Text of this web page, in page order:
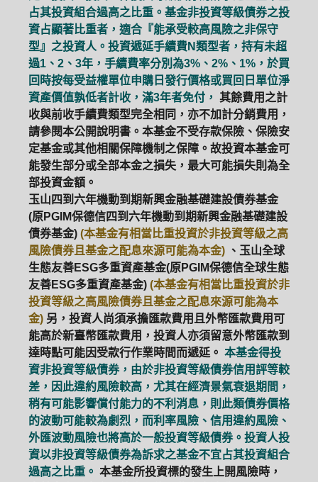
ETF 中國好時平衡 壽星優惠
醫療生化 中國品牌 0%手續費
基金申購 策略成長 拉丁美洲
大中華
占其投資組合過高之比重。基金非投資等級債券之投
資占顯著比重者，適合『能承受較高風險之非保守
型』之投資人。投資遞延手續費N類型者，持有未超
過1、2、3年，手續費率分別為3%、2%、1%，於買
回時按每受益權單位申購日發行價格或買回日單位淨
資產價值孰低者計收，滿3年者免付， 其餘費用之計
收與前收手續費類型完全相同，亦不加計分銷費用，
請參閱本公開說明書。本基金不受存款保險、保險安
定基金或其他相關保障機制之保障。故投資本基金可
能發生部分或全部本金之損失，最大可能損失則為全
部投資金額。
玉山四到六年機動到期新興金融基礎建設債券基金
(原PGIM保德信四到六年機動到期新興金融基礎建設
債券基金) (本基金有相當比重投資於非投資等級之高
風險債券且基金之配息來源可能為本金) 、玉山全球
生態友善ESG多重資產基金(原PGIM保德信全球生態
友善ESG多重資產基金) (本基金有相當比重投資於非
投資等級之高風險債券且基金之配息來源可能為本
金) 另，投資人尚須承擔匯款費用且外幣匯款費用可
能高於新臺幣匯款費用，投資人亦須留意外幣匯款到
達時點可能因受款行作業時間而遞延。 本基金得投
資非投資等級債券，由於非投資等級債券信用評等較
差，因此違約風險較高，尤其在經濟景氣衰退期間，
稍有可能影響償付能力的不利消息，則此類債券價格
的波動可能較為劇烈，而利率風險、信用違約風險、
外匯波動風險也將高於一般投資等級債券。投資人投
資以非投資等級債券為訴求之基金不宜占其投資組合
過高之比重。 本基金所投資標的發生上開風險時，